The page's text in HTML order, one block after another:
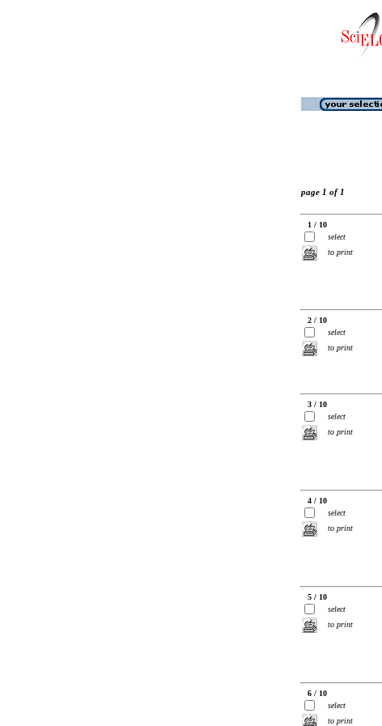
page 1 of 1
1 / 10
select
to print
2 / 10
select
to print
3 / 10
select
to print
4 / 10
select
to print
5 / 10
select
to print
6 / 10
select
to print